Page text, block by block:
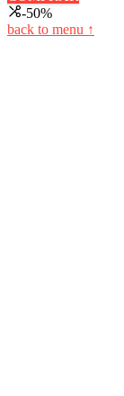
-50%
back to menu ↑